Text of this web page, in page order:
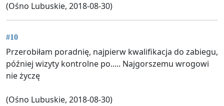
(Ośno Lubuskie, 2018-08-30)
#10
Przerobiłam poradnię, najpierw kwalifikacja do zabiegu,
później wizyty kontrolne po..... Najgorszemu wrogowi
nie życzę
(Ośno Lubuskie, 2018-08-30)